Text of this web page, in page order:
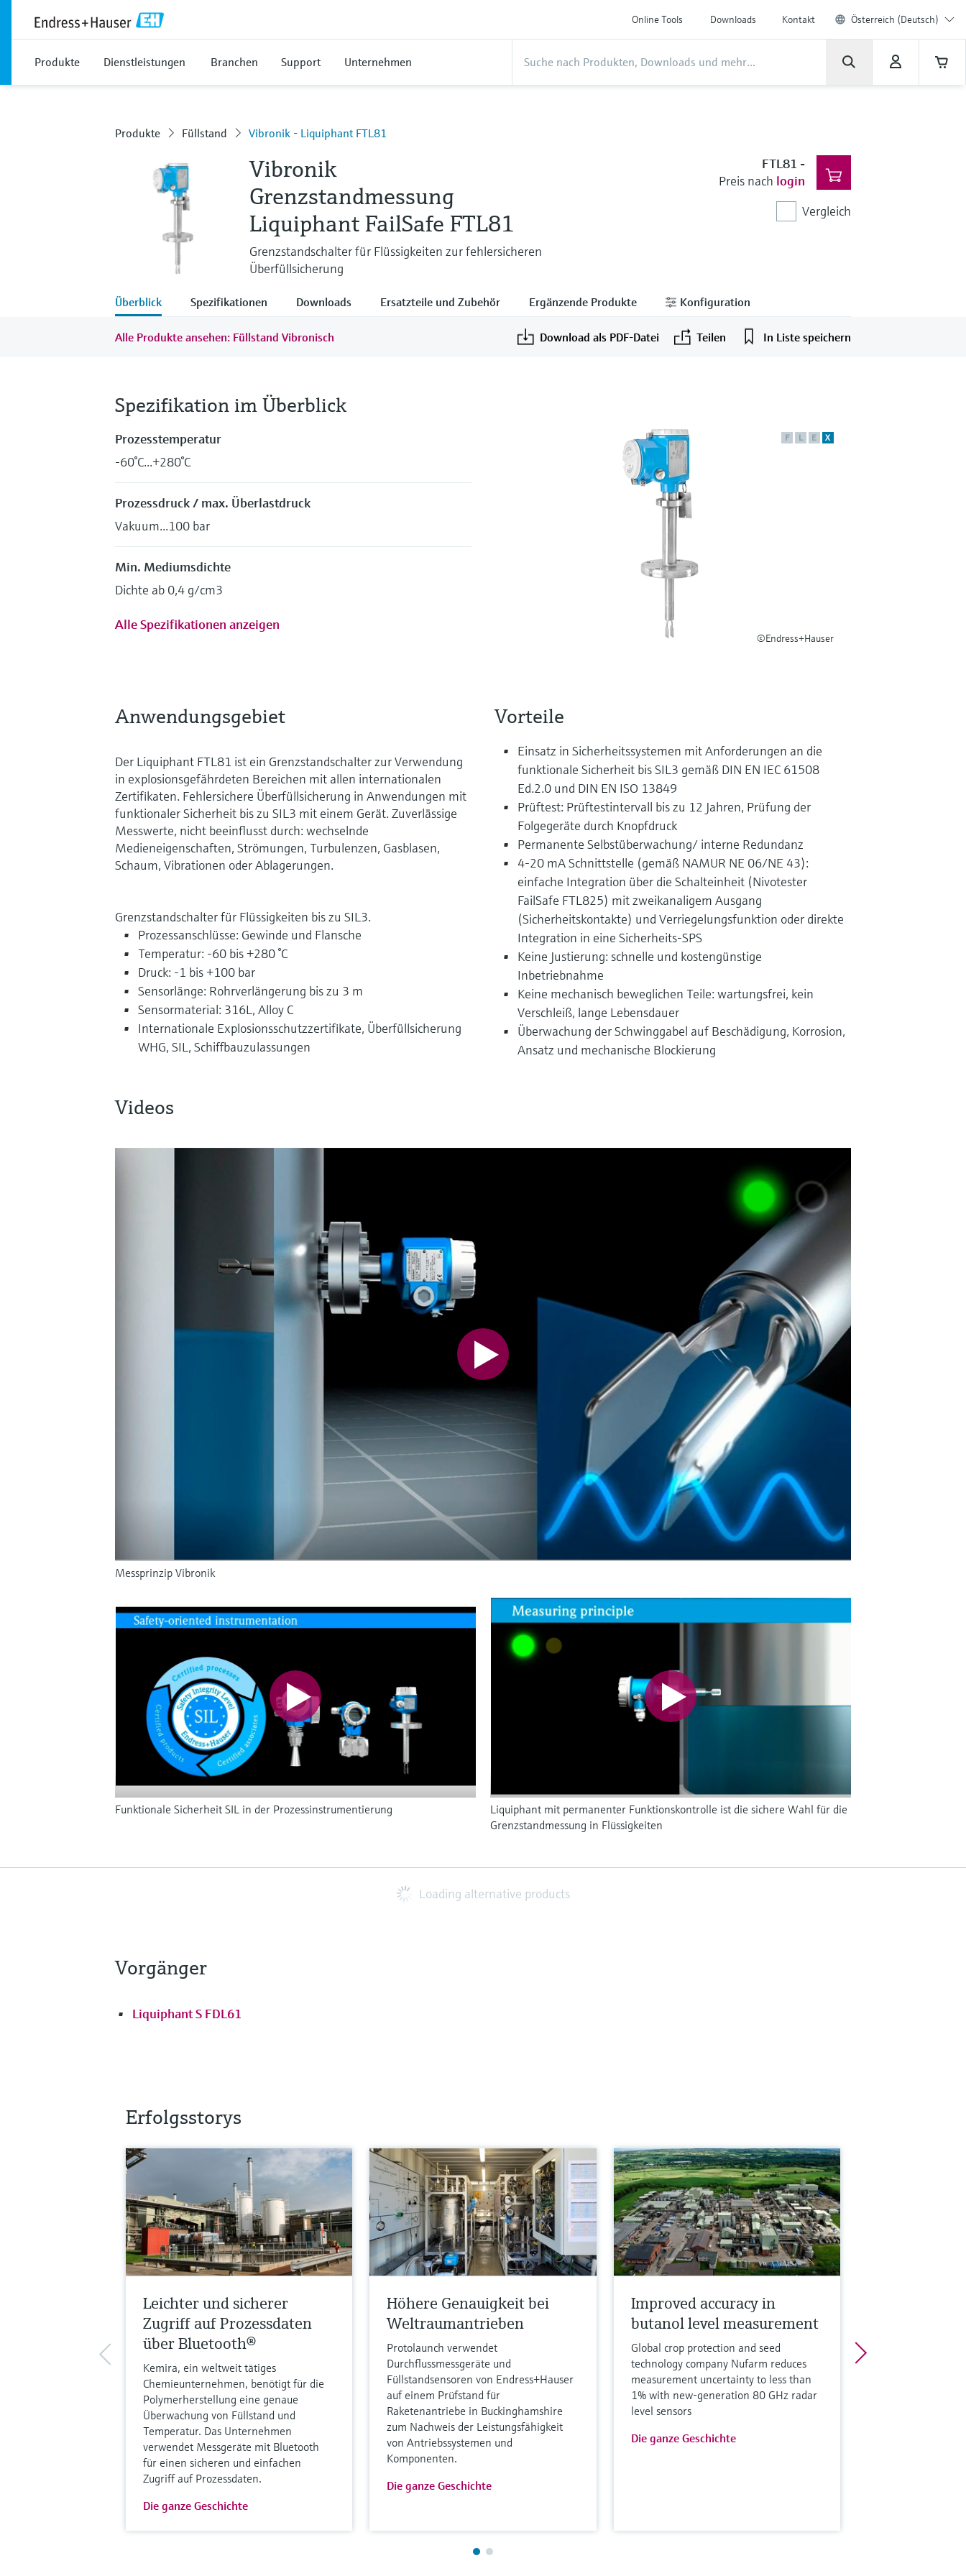
Online Tools Downloads Kontakt Österreich (Deutsch)
Produkte Dienstleistungen Branchen Support Unternehmen
Produkte Füllstand Vibronik - Liquiphant FTL81
Vibronik
Grenzstandmessung
Liquiphant FailSafe FTL81
Grenzstandschalter für Flüssigkeiten zur fehlersicheren
Überfüllsicherung
FTL81 -
Preis nach login
Vergleich
Überblick Spezifikationen Downloads Ersatzteile und Zubehör Ergänzende Produkte Konfiguration
Alle Produkte ansehen: Füllstand Vibronisch Download als PDF-Datei Teilen In Liste speichern
F L E X
©Endress+Hauser
Spezifikation im Überblick
Prozesstemperatur
-60°C...+280°C
Prozessdruck / max. Überlastdruck
Vakuum...100 bar
Min. Mediumsdichte
Dichte ab 0,4 g/cm3
Alle Spezifikationen anzeigen
Anwendungsgebiet
Der Liquiphant FTL81 ist ein Grenzstandschalter zur Verwendung
in explosionsgefährdeten Bereichen mit allen internationalen
Zertifikaten. Fehlersichere Überfüllsicherung in Anwendungen mit
funktionaler Sicherheit bis zu SIL3 mit einem Gerät. Zuverlässige
Messwerte, nicht beeinflusst durch: wechselnde
Medieneigenschaften, Strömungen, Turbulenzen, Gasblasen,
Schaum, Vibrationen oder Ablagerungen.
Grenzstandschalter für Flüssigkeiten bis zu SIL3.
Prozessanschlüsse: Gewinde und Flansche
Temperatur: -60 bis +280 °C
Druck: -1 bis +100 bar
Sensorlänge: Rohrverlängerung bis zu 3 m
Sensormaterial: 316L, Alloy C
Internationale Explosionsschutzzertifikate, Überfüllsicherung
WHG, SIL, Schiffbauzulassungen
Vorteile
Einsatz in Sicherheitssystemen mit Anforderungen an die
funktionale Sicherheit bis SIL3 gemäß DIN EN IEC 61508
Ed.2.0 und DIN EN ISO 13849
Prüftest: Prüftestintervall bis zu 12 Jahren, Prüfung der
Folgegeräte durch Knopfdruck
Permanente Selbstüberwachung/ interne Redundanz
4-20 mA Schnittstelle (gemäß NAMUR NE 06/NE 43):
einfache Integration über die Schalteinheit (Nivotester
FailSafe FTL825) mit zweikanaligem Ausgang
(Sicherheitskontakte) und Verriegelungsfunktion oder direkte
Integration in eine Sicherheits-SPS
Keine Justierung: schnelle und kostengünstige
Inbetriebnahme
Keine mechanisch beweglichen Teile: wartungsfrei, kein
Verschleiß, lange Lebensdauer
Überwachung der Schwinggabel auf Beschädigung, Korrosion,
Ansatz und mechanische Blockierung
Videos
Messprinzip Vibronik
Funktionale Sicherheit SIL in der Prozessinstrumentierung
Liquiphant mit permanenter Funktionskontrolle ist die sichere Wahl für die
Grenzstandmessung in Flüssigkeiten
Loading alternative products
Vorgänger
Liquiphant S FDL61
Erfolgsstorys
Leichter und sicherer
Zugriff auf Prozessdaten
über Bluetooth®
Kemira, ein weltweit tätiges
Chemieunternehmen, benötigt für die
Polymerherstellung eine genaue
Überwachung von Füllstand und
Temperatur. Das Unternehmen
verwendet Messgeräte mit Bluetooth
für einen sicheren und einfachen
Zugriff auf Prozessdaten.
Die ganze Geschichte
Höhere Genauigkeit bei
Weltraumantrieben
Protolaunch verwendet
Durchflussmessgeräte und
Füllstandsensoren von Endress+Hauser
auf einem Prüfstand für
Raketenantriebe in Buckinghamshire
zum Nachweis der Leistungsfähigkeit
von Antriebssystemen und
Komponenten.
Die ganze Geschichte
Improved accuracy in
butanol level measurement
Global crop protection and seed
technology company Nufarm reduces
measurement uncertainty to less than
1% with new-generation 80 GHz radar
level sensors
Die ganze Geschichte